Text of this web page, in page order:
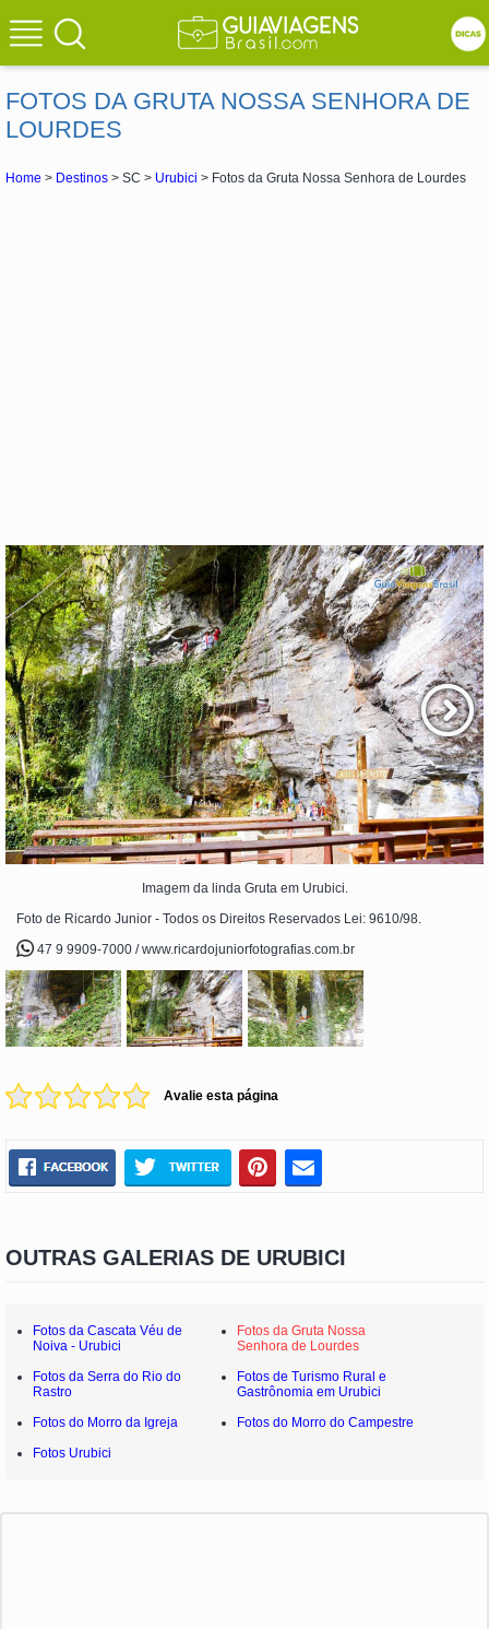
FOTOS DA GRUTA NOSSA SENHORA DE
LOURDES
Home > Destinos > SC > Urubici > Fotos da Gruta Nossa Senhora de Lourdes
Imagem da linda Gruta em Urubici.
Foto de Ricardo Junior - Todos os Direitos Reservados Lei: 9610/98.
47 9 9909-7000 / www.ricardojuniorfotografias.com.br
Avalie esta página
OUTRAS GALERIAS DE URUBICI
Fotos da Cascata Véu de
Noiva - Urubici
Fotos da Gruta Nossa
Senhora de Lourdes
Fotos da Serra do Rio do
Rastro
Fotos de Turismo Rural e
Gastrônomia em Urubici
Fotos do Morro da Igreja
Fotos do Morro do Campestre
Fotos Urubici